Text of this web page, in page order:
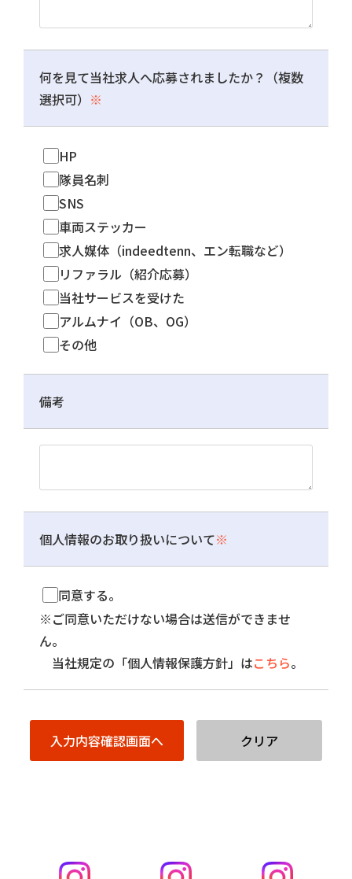
何を見て当社求人へ応募されましたか？（複数
選択可） ※
HP
隊員名刺
SNS
車両ステッカー
求人媒体（indeedtenn、エン転職など）
リファラル（紹介応募）
当社サービスを受けた
アルムナイ（OB、OG）
その他
備考
個人情報のお取り扱いについて※
同意する。
※ご同意いただけない場合は送信ができませ
ん。
当社規定の「個人情報保護方針」はこちら。